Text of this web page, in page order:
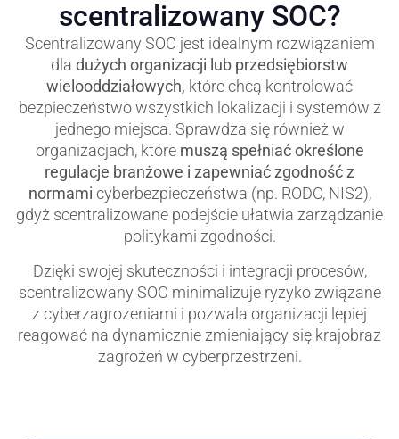
scentralizowany SOC?
Scentralizowany SOC jest idealnym rozwiązaniem
dla dużych organizacji lub przedsiębiorstw
wielooddziałowych, które chcą kontrolować
bezpieczeństwo wszystkich lokalizacji i systemów z
jednego miejsca. Sprawdza się również w
organizacjach, któremuszą spełniać określone
regulacje branżowe i zapewniać zgodność z
normami cyberbezpieczeństwa (np. RODO, NIS2),
gdyż scentralizowane podejście ułatwia zarządzanie
politykami zgodności.
Dzięki swojej skuteczności i integracji procesów,
scentralizowany SOC minimalizuje ryzyko związane
z cyberzagrożeniami i pozwala organizacji lepiej
reagować na dynamicznie zmieniający się krajobraz
zagrożeń w cyberprzestrzeni.